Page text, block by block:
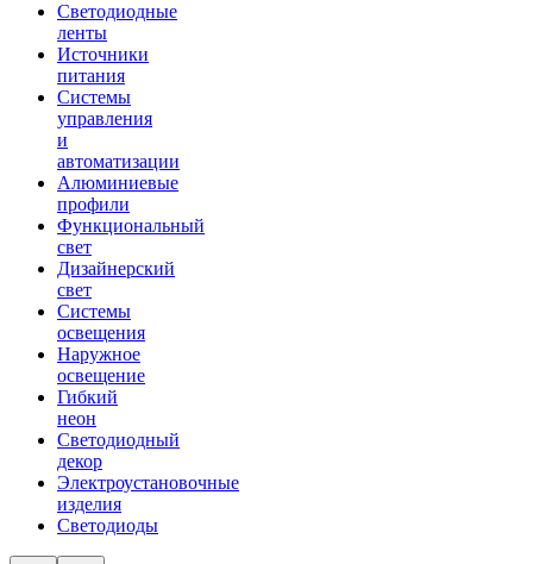
Светодиодные
ленты
Источники
питания
Системы
управления
и
автоматизации
Алюминиевые
профили
Функциональный
свет
Дизайнерский
свет
Системы
освещения
Наружное
освещение
Гибкий
неон
Светодиодный
декор
Электроустановочные
изделия
Светодиоды